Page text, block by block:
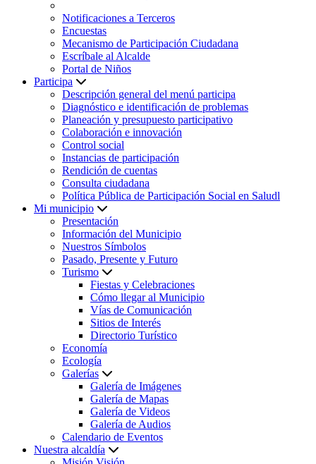
Notificaciones a Terceros
Encuestas
Mecanismo de Participación Ciudadana
Escríbale al Alcalde
Portal de Niños
Participa
Descripción general del menú participa
Diagnóstico e identificación de problemas
Planeación y presupuesto participativo
Colaboración e innovación
Control social
Instancias de participación
Rendición de cuentas
Consulta ciudadana
Política Pública de Participación Social en Saludl
Mi municipio
Presentación
Información del Municipio
Nuestros Símbolos
Pasado, Presente y Futuro
Turismo
Fiestas y Celebraciones
Cómo llegar al Municipio
Vías de Comunicación
Sitios de Interés
Directorio Turístico
Economía
Ecología
Galerías
Galería de Imágenes
Galería de Mapas
Galería de Videos
Galería de Audios
Calendario de Eventos
Nuestra alcaldía